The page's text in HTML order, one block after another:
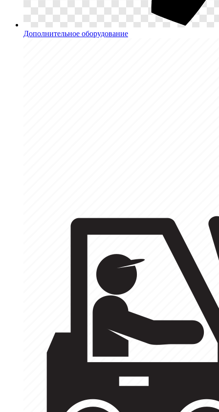
Дополнительное оборудование